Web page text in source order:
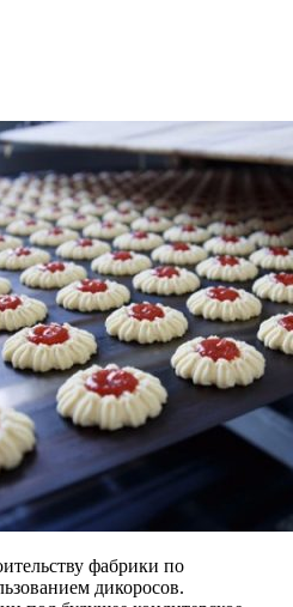
фабрики по
дикоросов.